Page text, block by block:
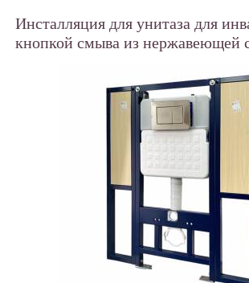
Инсталляция для унитаза для
кнопкой смыва из нержавеющей